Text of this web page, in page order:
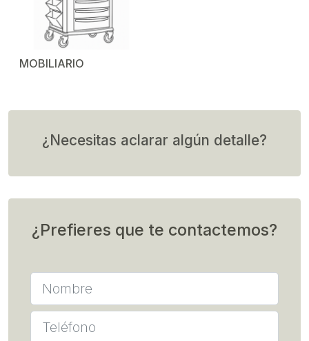
MOBILIARIO
¿Necesitas aclarar algún detalle?
¿Prefieres que te contactemos?